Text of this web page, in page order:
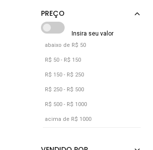
abaixo de R$ 50
R$ 50 - R$ 150
R$ 150 - R$ 250
R$ 250 - R$ 500
R$ 500 - R$ 1000
acima de R$ 1000